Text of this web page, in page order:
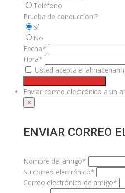
Teléfono
Prueba de conducción ?
Sí
No
Fecha*
Hora*
Usted acepta el
Enviar correo electrónico a un
×
ENVIAR CORREO
Nombre del amigo*
Su correo electrónico*
Correo electrónico de amigo*